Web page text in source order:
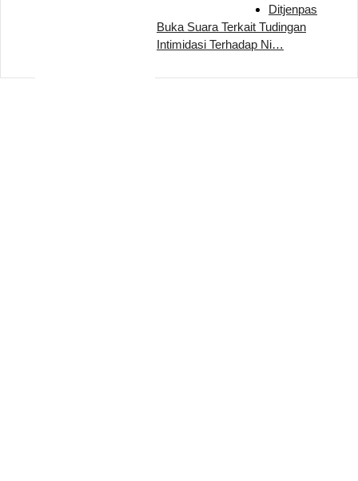
Ditjenpas
Buka Suara Terkait Tudingan
Intimidasi Terhadap Ni…